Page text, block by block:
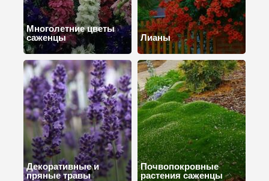
Многолетние цветы
саженцы
Лианы
Декоративные и
пряные травы
Почвопокровные
растения саженцы